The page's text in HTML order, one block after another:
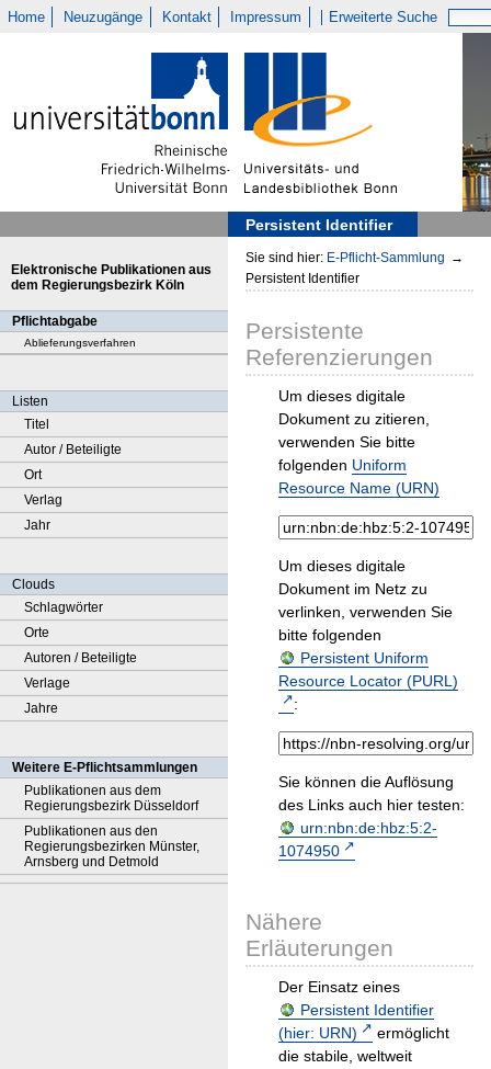
Home Neuzugänge Kontakt Impressum Erweiterte Suche
Persistent Identifier
Elektronische Publikationen aus
dem Regierungsbezirk Köln
Pflichtabgabe
Ablieferungsverfahren
Listen
Titel
Autor / Beteiligte
Ort
Verlag
Jahr
Clouds
Schlagwörter
Orte
Autoren / Beteiligte
Verlage
Jahre
Weitere E-Pflichtsammlungen
Publikationen aus dem
Regierungsbezirk Düsseldorf
Publikationen aus den
Regierungsbezirken Münster,
Arnsberg und Detmold
Sie sind hier: E-Pflicht-Sammlung →
Persistent Identifier
Persistente
Referenzierungen
Um dieses digitale
Dokument zu zitieren,
verwenden Sie bitte
folgenden Uniform
Resource Name (URN)
Um dieses digitale
Dokument im Netz zu
verlinken, verwenden Sie
bitte folgenden
Persistent Uniform
Resource Locator (PURL)
:
Sie können die Auflösung
des Links auch hier testen:
urn:nbn:de:hbz:5:2-
1074950
Nähere
Erläuterungen
Der Einsatz eines
Persistent Identifier
(hier: URN)
ermöglicht
die stabile, weltweit